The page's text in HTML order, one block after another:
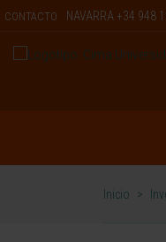
CONTACTO NAVARRA +34 948
Inicio >